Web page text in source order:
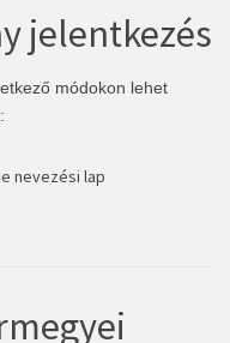
jelentkezés
módokon lehet
nevezési lap